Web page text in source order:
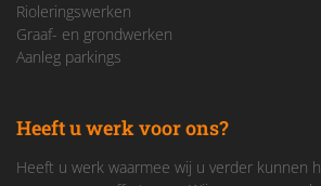
Rioleringswerken
Graaf- en grondwerken
Aanleg parkings
Heeft u werk voor ons?
Heeft u werk waarmee wij u verder kunnen